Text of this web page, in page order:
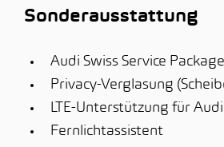
Sonderausstattung
Audi Swiss Service
Privacy-Verglasung
LTE-Unterstützung für
Fernlichtassistent